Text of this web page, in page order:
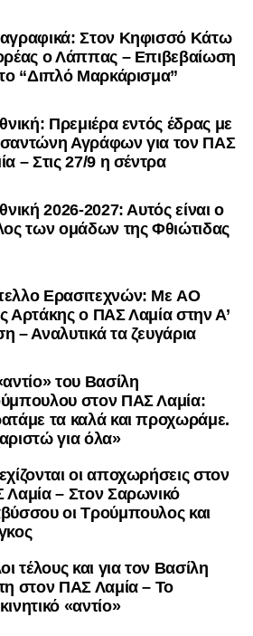
Στον Κηφισσό Κάτω
ο Λάππας – Επιβεβαίωση
“Διπλό Μαρκάρισμα”
Πρεμιέρα εντός έδρας με
Αγράφων για τον ΠΑΣ
– Στις 27/9 η σέντρα
2026-2027: Αυτός είναι ο
των ομάδων της Φθιώτιδας
Ερασιτεχνών: Με AO
Αρτάκης ο ΠΑΣ Λαμία στην Α’
– Αναλυτικά τα ζευγάρια
του Βασίλη
στον ΠΑΣ Λαμία:
τα καλά και προχωράμε.
για όλα»
οι αποχωρήσεις στον
Λαμία – Στον Σαρωνικό
οι Τρούμπουλος και
τέλους και για τον Βασίλη
στον ΠΑΣ Λαμία – Το
«αντίο»